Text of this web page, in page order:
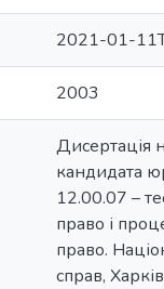
2021-01-
2003
Дисертація
кандидата
12.00.07 –
право і
право.
справ,